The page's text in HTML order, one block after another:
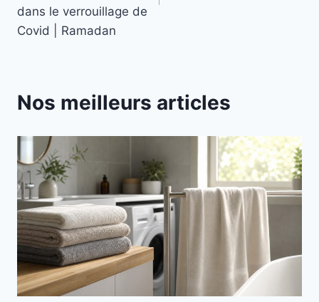
dans le verrouillage de
Covid | Ramadan
Nos meilleurs articles